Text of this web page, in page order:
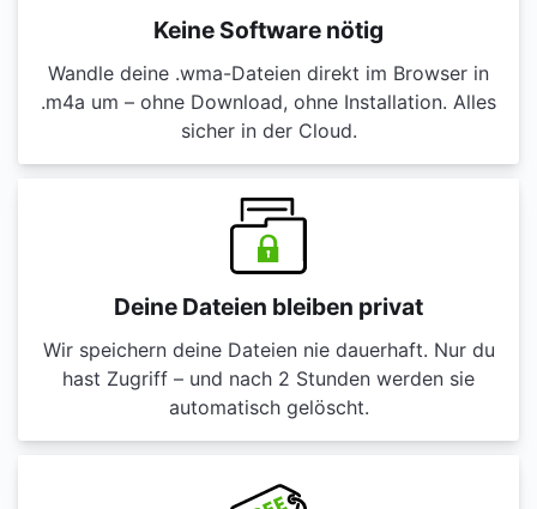
Keine Software nötig
Wandle deine .wma-Dateien direkt im Browser in
.m4a um – ohne Download, ohne Installation. Alles
sicher in der Cloud.
Deine Dateien bleiben privat
Wir speichern deine Dateien nie dauerhaft. Nur du
hast Zugriff – und nach 2 Stunden werden sie
automatisch gelöscht.